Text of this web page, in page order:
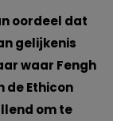
oordeel dat
gelijkenis
waar Fengh
de Ethicon
om te